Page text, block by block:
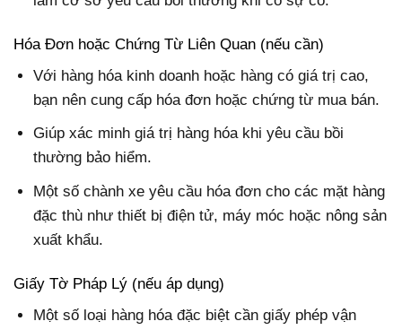
Hóa Đơn hoặc Chứng Từ Liên Quan (nếu cần)
Với hàng hóa kinh doanh hoặc hàng có giá trị cao,
bạn nên cung cấp hóa đơn hoặc chứng từ mua bán.
Giúp xác minh giá trị hàng hóa khi yêu cầu bồi
thường bảo hiểm.
Một số chành xe yêu cầu hóa đơn cho các mặt hàng
đặc thù như thiết bị điện tử, máy móc hoặc nông sản
xuất khẩu.
Giấy Tờ Pháp Lý (nếu áp dụng)
Một số loại hàng hóa đặc biệt cần giấy phép vận